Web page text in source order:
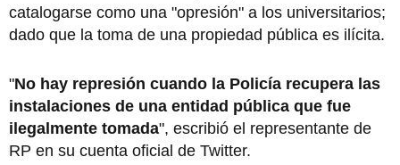
catalogarse como una "opresión" a los universitarios;
dado que la toma de una propiedad pública es ilícita.
"No hay represión cuando la Policía recupera las
instalaciones de una entidad pública que fue
ilegalmente tomada", escribió el representante de
RP en su cuenta oficial de Twitter.